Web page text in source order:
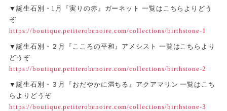
▼誕生石別・1月『実りの赤』ガーネット 一覧はこちらよりどう
ぞ
https://boutique.petiterobenoire.com/collections/birthstone-1
▼誕生石別・２月『こころの平和』アメシスト 一覧はこちらより
どうぞ
https://boutique.petiterobenoire.com/collections/birthstone-2
▼誕生石別・３月『おだやかに満ちる』アクアマリン 一覧はこち
らよりどうぞ
https://boutique.petiterobenoire.com/collections/birthstone-3